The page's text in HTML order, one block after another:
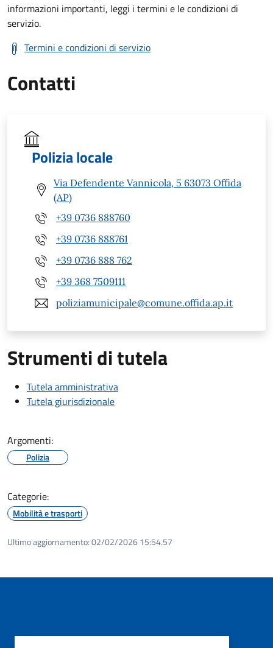
informazioni importanti, leggi i termini e le condizioni di
servizio.
Termini e condizioni di servizio
Contatti
Polizia locale
Via Defendente Vannicola, 5 63073 Offida
(AP)
+39 0736 888760
+39 0736 888761
+39 0736 888 762
+39 368 7509111
poliziamunicipale@comune.offida.ap.it
Strumenti di tutela
Tutela amministrativa
Tutela giurisdizionale
Argomenti:
Polizia
Categorie:
Mobilità e trasporti
Ultimo aggiornamento:02/02/2026 15:54.57